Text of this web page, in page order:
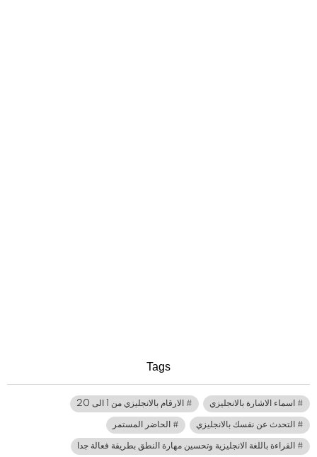
Tags
اسماء الاشارة بالانجليزي الارقام بالانجليزي من 1 الى 20
التحدث عن نفسك بالانجليزي الحاضر المستمر
القراءة باللغة الانجليزية وتحسين مهارة النطق بطريقة فعالة جدا